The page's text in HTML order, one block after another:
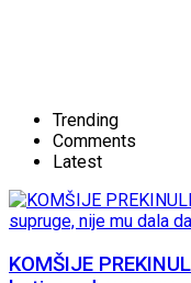
Trending
Comments
Latest
KOMŠIJE